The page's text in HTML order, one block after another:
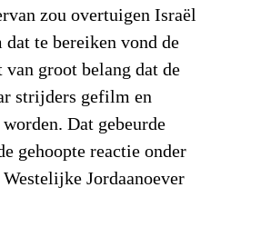
zou overtuigen Israël
dat te bereiken vond de
groot belang dat de
strijders gefilm en
Dat gebeurde
gehoopte reactie onder
Jordaanoever